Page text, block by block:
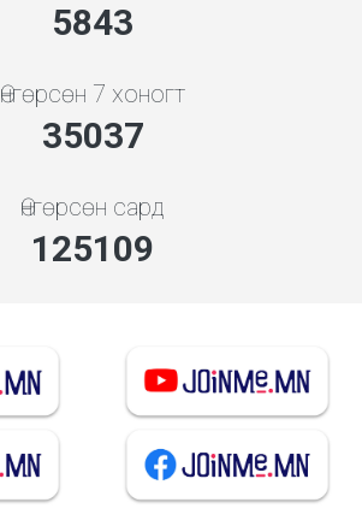
5843
Өнгөрсөн 7 хоногт
35037
Өнгөрсөн сард
134733